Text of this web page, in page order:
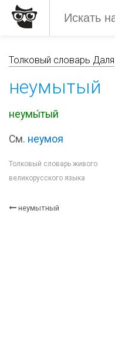
Толковый словарь Даля
неумытый
неумы́тый
См. неумоя
Толковый словарь живого
великорусского языка
неумытный